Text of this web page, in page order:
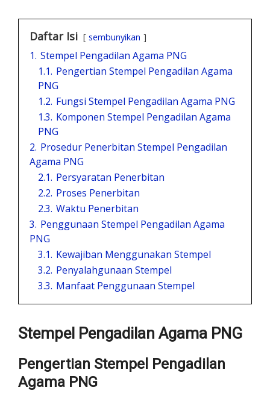
Daftar Isi sembunyikan
1. Stempel Pengadilan Agama PNG
1.1. Pengertian Stempel Pengadilan Agama
PNG
1.2. Fungsi Stempel Pengadilan Agama PNG
1.3. Komponen Stempel Pengadilan Agama
PNG
2. Prosedur Penerbitan Stempel Pengadilan
Agama PNG
2.1. Persyaratan Penerbitan
2.2. Proses Penerbitan
2.3. Waktu Penerbitan
3. Penggunaan Stempel Pengadilan Agama
PNG
3.1. Kewajiban Menggunakan Stempel
3.2. Penyalahgunaan Stempel
3.3. Manfaat Penggunaan Stempel
Stempel Pengadilan Agama PNG
Pengertian Stempel Pengadilan
Agama PNG